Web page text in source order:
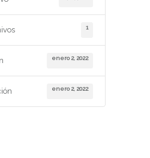
1
enero 2, 2022
enero 2, 2022